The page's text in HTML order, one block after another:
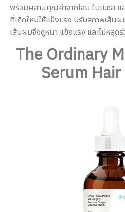
พร้อมผสานคุณค่าจากโสม ใบเบซิล แ
ที่เกิดใหม่ให้แข็งแรง ปรับสภาพเส้น
เส้นผมจึงดูหนา แข็งแรง และไม่หลุดร่
The Ordinary
Serum